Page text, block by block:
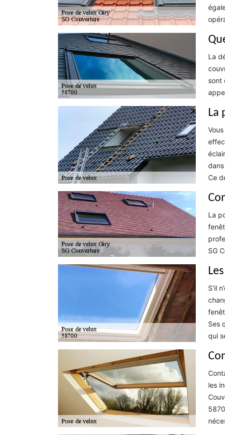
La
sont
La
Ce
La
SG
S’il
Ses
qui
les